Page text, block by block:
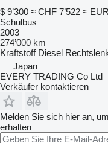
$ 9’300 ≈ CHF 7’522 ≈
Schulbus
2003
274’000 km
Kraftstoff Diesel
Japan
EVERY TRADING Co Ltd
Verkäufer kontaktieren
Melden Sie sich hier an,
erhalten